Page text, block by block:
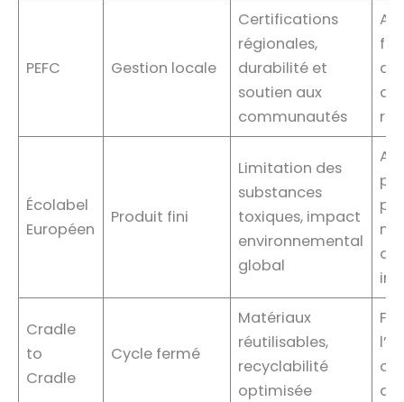
PEFC Gestion locale
Certifications
régionales,
durabilité et
soutien aux
communautés
Écolabel
Européen
Produit fini
Limitation des
substances
toxiques, impact
environnemental
global
Cradle
to
Cradle
Cycle fermé
Matériaux
réutilisables,
recyclabilité
optimisée